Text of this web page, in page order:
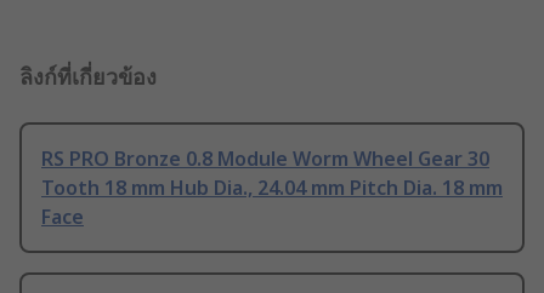
ลิงก์ที่เกี่ยวข้อง
RS PRO Bronze 0.8 Module Worm Wheel Gear 30
Tooth 18 mm Hub Dia., 24.04 mm Pitch Dia. 18 mm
Face